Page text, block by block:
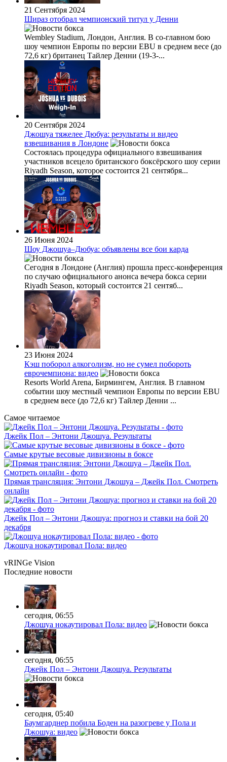
21 Сентября 2024
Шираз отобрал чемпионский титул у Денни
Wembley Stadium, Лондон, Англия. В со-главном бою
шоу чемпион Европы по версии EBU в среднем весе (до
72,6 кг) британец Тайлер Денни (19-3-...
20 Сентября 2024
Джошуа тяжелее Дюбуа: результаты и видео
взвешивания в Лондоне
Состоялась процедура официального взвешивания
участников всецело британского боксёрского шоу серии
Riyadh Season, которое состоится 21 сентября...
26 Июня 2024
Шоу Джошуа–Дюбуа: объявлены все бои карда
Сегодня в Лондоне (Англия) прошла пресс-конференция
по случаю официального анонса вечера бокса серии
Riyadh Season, который состоится 21 сентяб...
23 Июня 2024
Кэш поборол алкоголизм, но не сумел побороть
еврочемпиона: видео
Resorts World Arena, Бирмингем, Англия. В главном
событии шоу местный чемпион Европы по версии EBU
в среднем весе (до 72,6 кг) Тайлер Денни ...
Самое читаемое
Джейк Пол – Энтони Джошуа. Результаты
Самые крутые весовые дивизионы в боксе
Прямая трансляция: Энтони Джошуа – Джейк Пол. Смотреть
онлайн
Джейк Пол – Энтони Джошуа: прогноз и ставки на бой 20
декабря
Джошуа нокаутировал Пола: видео
vRINGe Vision
Последние новости
сегодня, 06:55
Джошуа нокаутировал Пола: видео
сегодня, 06:55
Джейк Пол – Энтони Джошуа. Результаты
сегодня, 05:40
Баумгарднер побила Боден на разогреве у Пола и
Джошуа: видео